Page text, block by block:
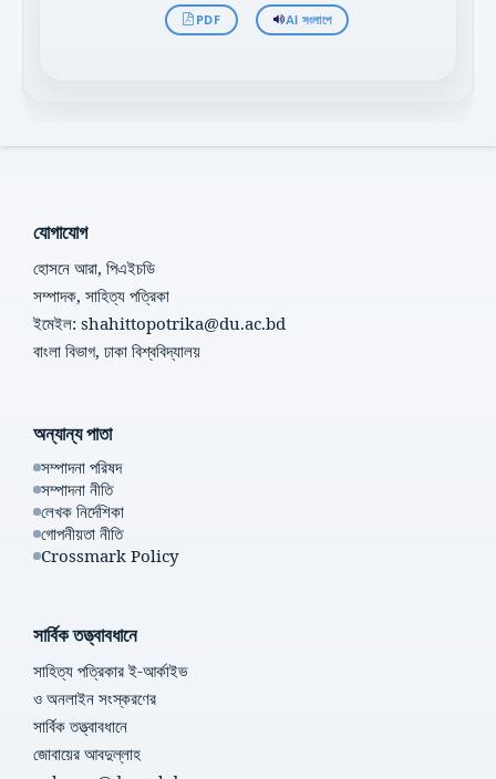
PDF AI সংলাপে
যোগাযোগ
হোসনে আরা, পিএইচডি
সম্পাদক, সাহিত্য পত্রিকা
ইমেইল: shahittopotrika@du.ac.bd
বাংলা বিভাগ, ঢাকা বিশ্ববিদ্যালয়
অন্যান্য পাতা
সম্পাদনা পরিষদ
সম্পাদনা নীতি
লেখক নির্দেশিকা
গোপনীয়তা নীতি
Crossmark Policy
সার্বিক তত্ত্বাবধানে
সাহিত্য পত্রিকার ই-আর্কাইভ
ও অনলাইন সংস্করণের
সার্বিক তত্ত্বাবধানে
জোবায়ের আবদুল্লাহ